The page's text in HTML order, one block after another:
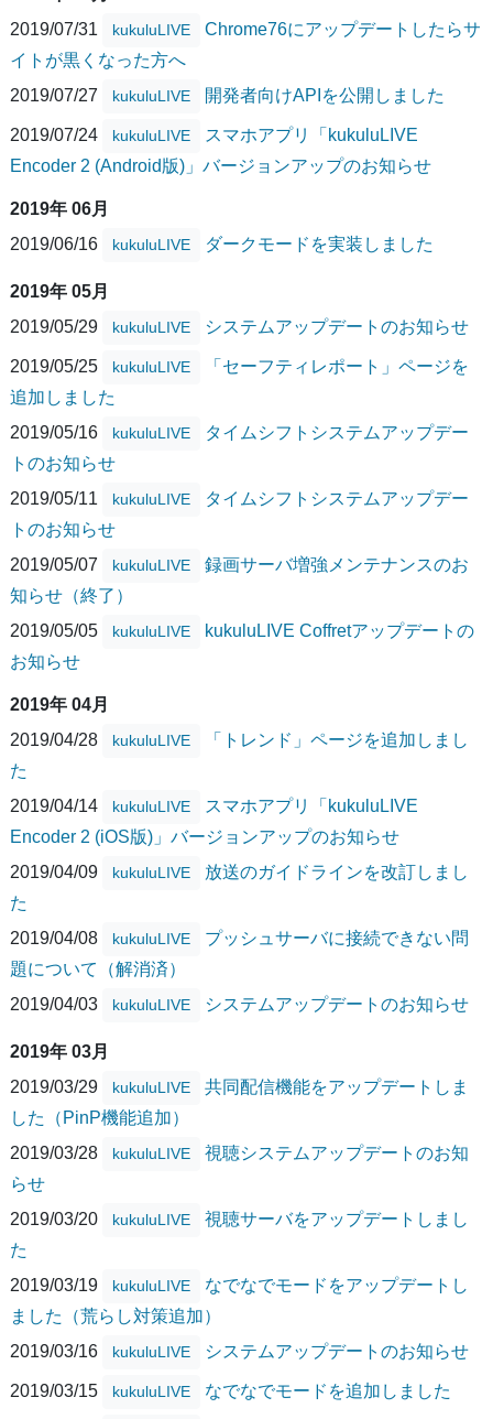
2019/07/31
kukuluLIVE
Chrome76にアップデートしたらサ
イトが黒くなった方へ
2019/07/27
kukuluLIVE 開発者向けAPIを公開しました
2019/07/24 kukuluLIVE
スマホアプリ「kukuluLIVE
Encoder 2 (Android版)」バージョンアップのお知らせ
2019年 06月
2019/06/16
kukuluLIVE ダークモードを実装しました
2019年 05月
2019/05/29
kukuluLIVE システムアップデートのお知らせ
2019/05/25 kukuluLIVE
「セーフティレポート」ページを
追加しました
2019/05/16
kukuluLIVE
タイムシフトシステムアップデー
トのお知らせ
2019/05/11
kukuluLIVE
タイムシフトシステムアップデー
トのお知らせ
2019/05/07
kukuluLIVE
録画サーバ増強メンテナンスのお
知らせ（終了）
2019/05/05
kukuluLIVE
kukuluLIVE Coffretアップデートの
お知らせ
2019年 04月
2019/04/28
kukuluLIVE
「トレンド」ページを追加しまし
た
2019/04/14
kukuluLIVE
スマホアプリ「kukuluLIVE
Encoder 2 (iOS版)」バージョンアップのお知らせ
2019/04/09
kukuluLIVE
放送のガイドラインを改訂しまし
た
2019/04/08
kukuluLIVE
プッシュサーバに接続できない問
題について（解消済）
2019/04/03
kukuluLIVE システムアップデートのお知らせ
2019年 03月
2019/03/29
kukuluLIVE
共同配信機能をアップデートしま
した（PinP機能追加）
2019/03/28
kukuluLIVE
視聴システムアップデートのお知
らせ
2019/03/20
kukuluLIVE
視聴サーバをアップデートしまし
た
2019/03/19
kukuluLIVE
なでなでモードをアップデートし
ました（荒らし対策追加）
2019/03/16
kukuluLIVE システムアップデートのお知らせ
2019/03/15 kukuluLIVE なでなでモードを追加しました